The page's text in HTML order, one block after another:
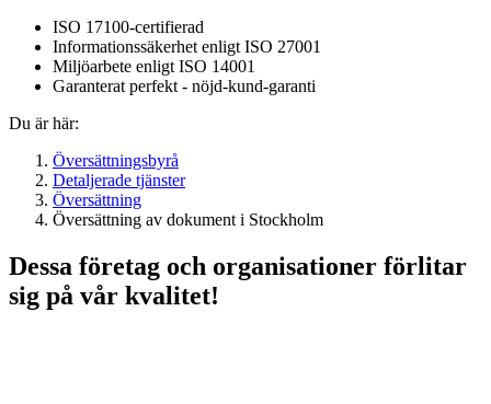
ISO 17100-certifierad
Informationssäkerhet enligt ISO 27001
Miljöarbete enligt ISO 14001
Garanterat perfekt - nöjd-kund-garanti
Du är här:
Översättningsbyrå
Detaljerade tjänster
Översättning
Översättning av dokument i Stockholm
Dessa företag och organisationer förlitar
sig på vår kvalitet!